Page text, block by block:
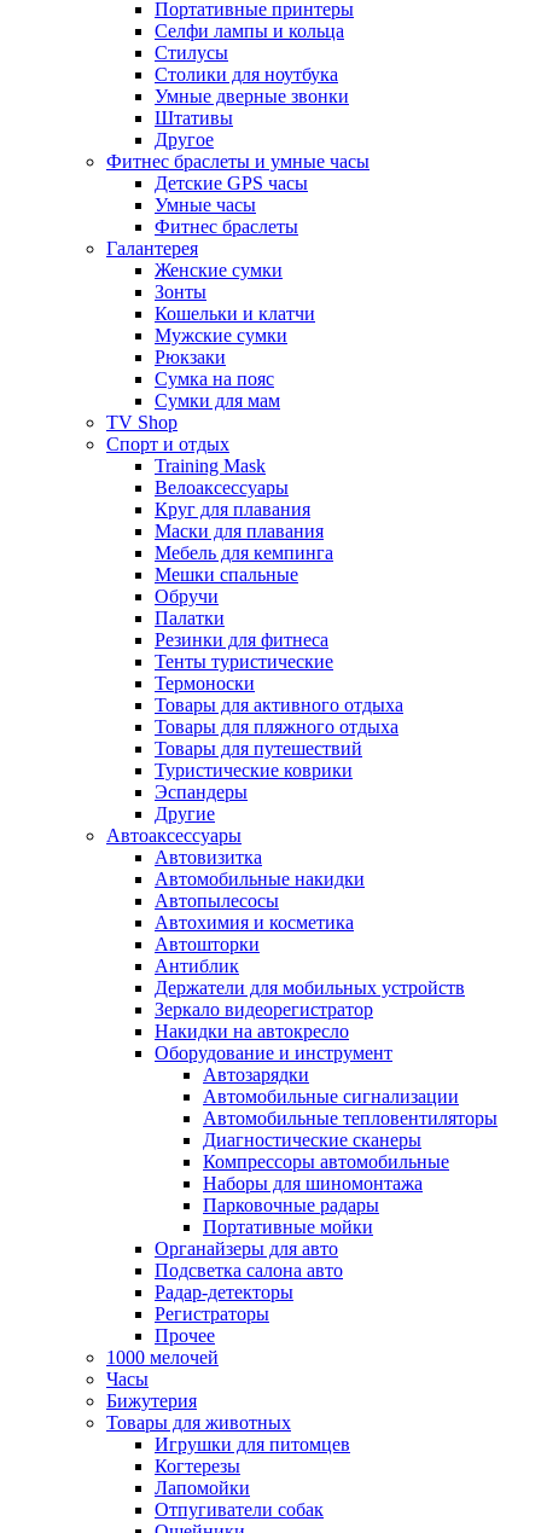
Портативные принтеры
Селфи лампы и кольца
Стилусы
Столики для ноутбука
Умные дверные звонки
Штативы
Другое
Фитнес браслеты и умные часы
Детские GPS часы
Умные часы
Фитнес браслеты
Галантерея
Женские сумки
Зонты
Кошельки и клатчи
Мужские сумки
Рюкзаки
Сумка на пояс
Сумки для мам
TV Shop
Спорт и отдых
Training Mask
Велоаксессуары
Круг для плавания
Маски для плавания
Мебель для кемпинга
Мешки спальные
Обручи
Палатки
Резинки для фитнеса
Тенты туристические
Термоноски
Товары для активного отдыха
Товары для пляжного отдыха
Товары для путешествий
Туристические коврики
Эспандеры
Другие
Автоаксессуары
Автовизитка
Автомобильные накидки
Автопылесосы
Автохимия и косметика
Автошторки
Антиблик
Держатели для мобильных устройств
Зеркало видеорегистратор
Накидки на автокресло
Оборудование и инструмент
Автозарядки
Автомобильные сигнализации
Автомобильные тепловентиляторы
Диагностические сканеры
Компрессоры автомобильные
Наборы для шиномонтажа
Парковочные радары
Портативные мойки
Органайзеры для авто
Подсветка салона авто
Радар-детекторы
Регистраторы
Прочее
1000 мелочей
Часы
Бижутерия
Товары для животных
Игрушки для питомцев
Когтерезы
Лапомойки
Отпугиватели собак